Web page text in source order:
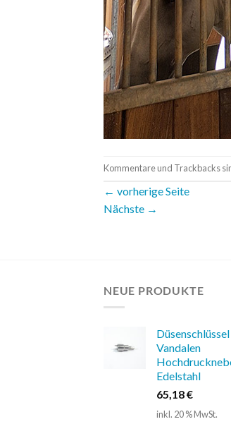
Kommentare und Trackbacks
← vorherige Seite
Nächste →
NEUE PRODUKTE
Vandalen
Edelstahl
65,18€
inkl. 20 % MwSt.